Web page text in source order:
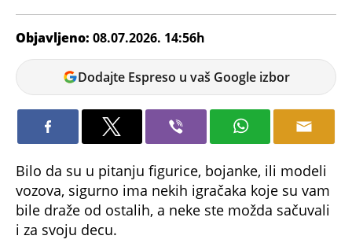
Objavljeno: 08.07.2026. 14:56h
Jelena
JovanovićDodajte Espreso u vaš Google izbor
Bilo da su u pitanju figurice, bojanke, ili modeli
vozova, sigurno ima nekih igračaka koje su vam
bile draže od ostalih, a neke ste možda sačuvali
i za svoju decu.